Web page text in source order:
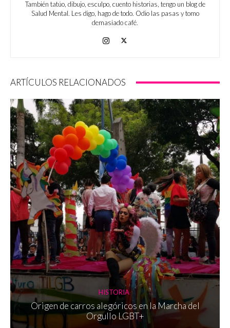
También tatúo, dibujo, esculpo, cuento historias, tengo un blog de
Salud Mental. Les digo, hago de todo. Odio las pasas y tomo
demasiado café.
ARTÍCULOS RELACIONADOS
HISTORIA
Origen de carros alegóricos en la Marcha del
Orgullo LGBT+